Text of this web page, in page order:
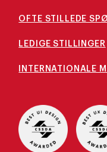
OFTE STILLEDE
LEDIGE STILLINGER
INTERNATIONALE